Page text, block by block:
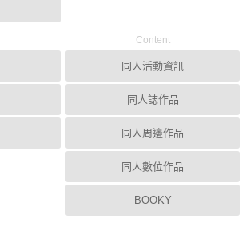
Content
同人活動資訊
同人誌作品
同人周邊作品
同人數位作品
BOOKY